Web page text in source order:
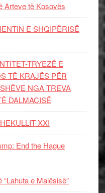
Arteve të Kosovës
E SHQIPËRISË
TRYEZË E
TË KRAJËS PËR
NGA TREVA
DALMACISË
XXI
End the Hague
e Malësisë”